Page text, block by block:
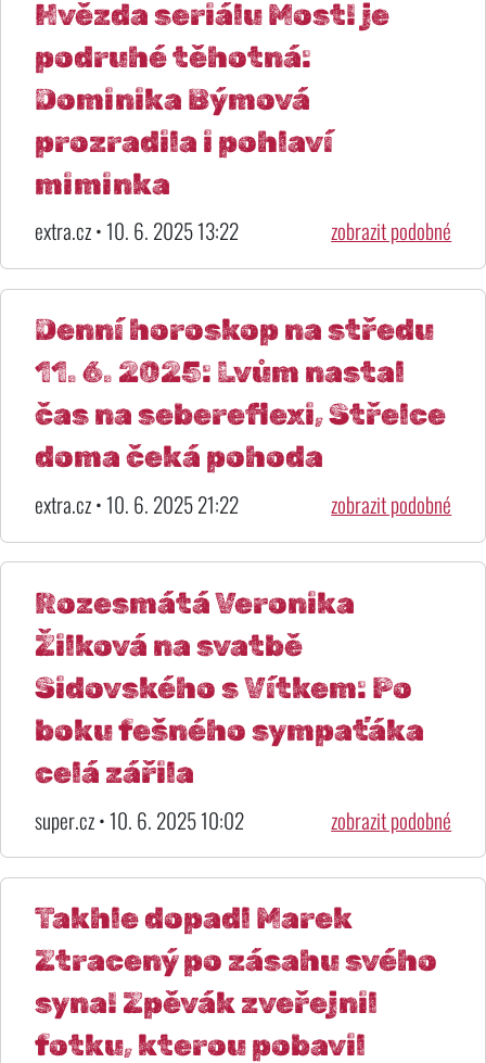
Hvězda seriálu Most! je
podruhé těhotná:
Dominika Býmová
prozradila i pohlaví
miminka
extra.cz • 10. 6. 2025 13:22 zobrazit podobné
Denní horoskop na středu
11. 6. 2025: Lvům nastal
čas na sebereflexi, Střelce
doma čeká pohoda
extra.cz • 10. 6. 2025 21:22 zobrazit podobné
Rozesmátá Veronika
Žilková na svatbě
Sidovského s Vítkem: Po
boku fešného sympaťáka
celá zářila
super.cz • 10. 6. 2025 10:02 zobrazit podobné
Takhle dopadl Marek
Ztracený po zásahu svého
syna! Zpěvák zveřejnil
fotku, kterou pobavil